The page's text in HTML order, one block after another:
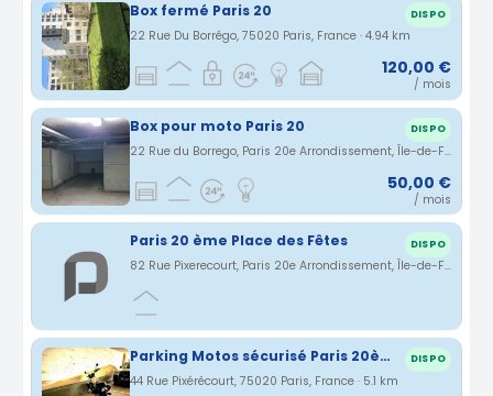
Box fermé Paris 20 DISPO
22 Rue Du Borrégo, 75020 Paris, France · 4.94 km
120,00 €
/ mois
Box pour moto Paris 20 DISPO
22 Rue du Borrego, Paris 20e Arrondissement, Île-de-France, France · 4.94 km
50,00 €
/ mois
Paris 20 ème Place des Fêtes DISPO
82 Rue Pixerecourt, Paris 20e Arrondissement, Île-de-France, France · 5.02 km
Parking Motos sécurisé Paris 20ème DISPO
44 Rue Pixérécourt, 75020 Paris, France · 5.1 km